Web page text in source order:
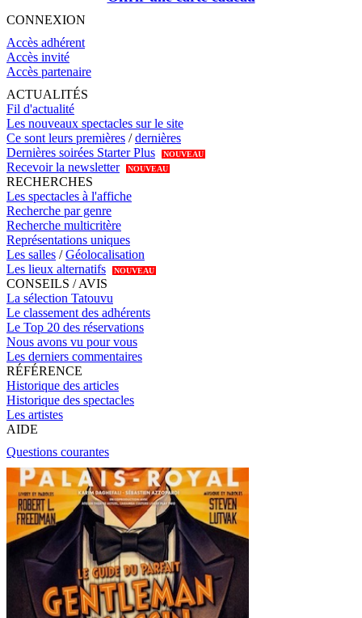
CONNEXION
Accès adhérent
Accès invité
Accès partenaire
ACTUALITÉS
Fil d'actualité
Les nouveaux spectacles sur le site
Ce sont leurs premières /dernières
Dernières soirées Starter Plus
NOUVEAU
Recevoir la newsletter NOUVEAU
RECHERCHES
Les spectacles à l'affiche
Recherche par genre
Recherche multicritère
Représentations uniques
Les salles /Géolocalisation
Les lieux alternatifs
NOUVEAU
CONSEILS / AVIS
La sélection Tatouvu
Le classement des adhérents
Le Top 20 des réservations
Nous avons vu pour vous
Les derniers commentaires
RÉFÉRENCE
Historique des articles
Historique des spectacles
Les artistes
AIDE
Questions courantes